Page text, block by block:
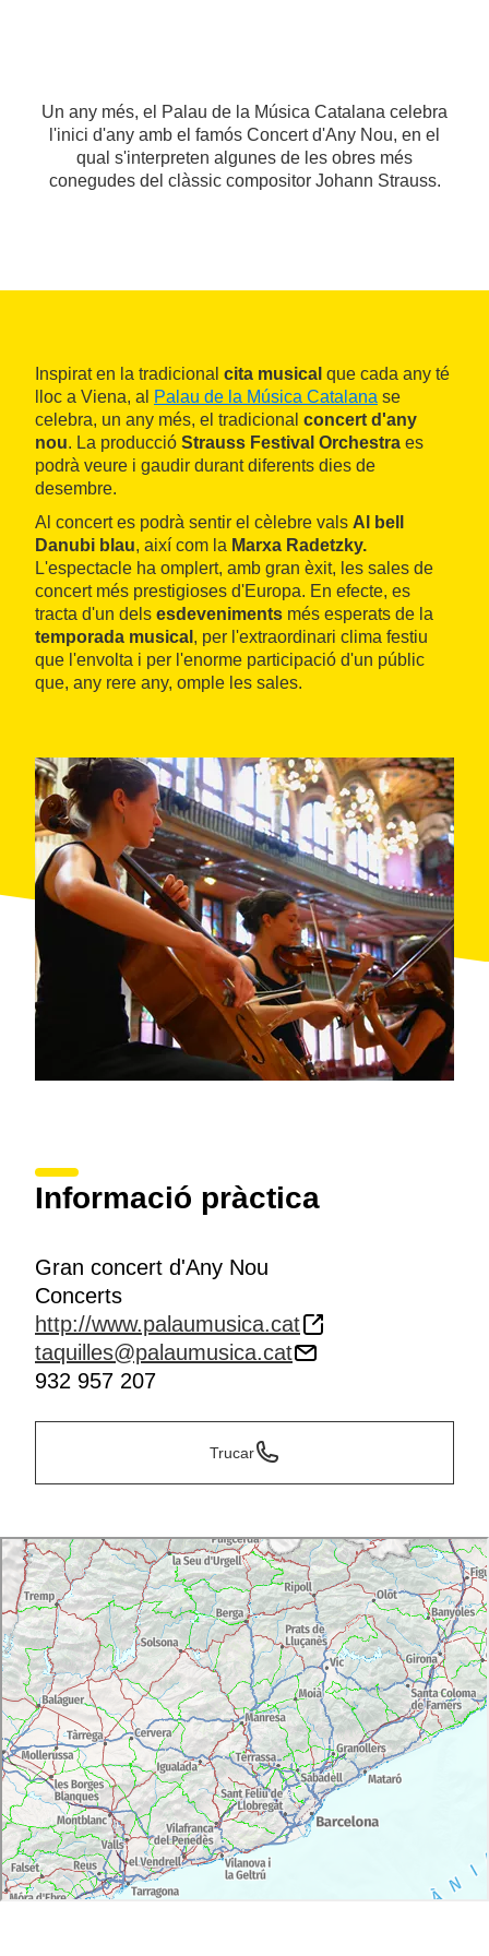
Un any més, el Palau de la Música Catalana celebra
l'inici d'any amb el famós Concert d'Any Nou, en el
qual s'interpreten algunes de les obres més
conegudes del clàssic compositor Johann Strauss.
Inspirat en la tradicional cita musical que cada any té
lloc a Viena, al
Palau de la Música Catalana se
celebra, un any més, el tradicional concert d'any
nou. La producció Strauss Festival Orchestra es
podrà veure i gaudir durant diferents dies de
desembre.
Al concert es podrà sentir el cèlebre vals Al bell
Danubi blau, així com la Marxa Radetzky.
L'espectacle ha omplert, amb gran èxit, les sales de
concert més prestigioses d'Europa. En efecte, es
tracta d'un dels esdeveniments més esperats de la
temporada musical , per l'extraordinari clima festiu
que l'envolta i per l'enorme participació d'un públic
que, any rere any, omple les sales.
Informació pràctica
Gran concert d'Any Nou
Concerts
http://www.palaumusica.cat
taquilles@palaumusica.cat
932 957 207
Trucar